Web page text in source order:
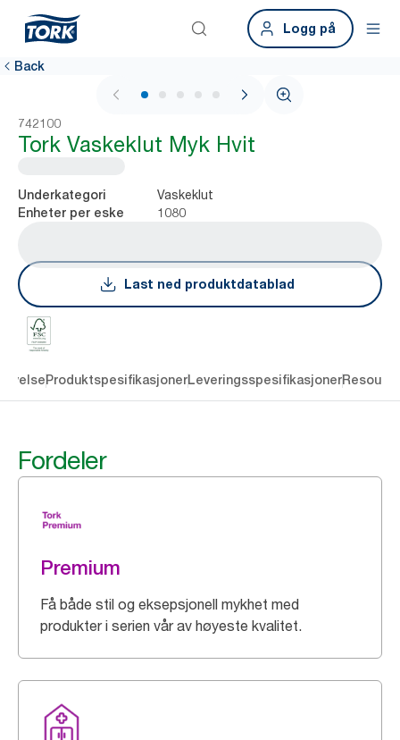
Logg på
Back
1 / 5
742100
Tork Vaskeklut Myk Hvit
Underkategori Vaskeklut
Enheter per eske 1080
Last ned produktdatablad
ProduktspesifikasjonerLeveringsspesifikasjoner
Fordeler
Premium
Få både stil og eksepsjonell mykhet med
produkter i serien vår av høyeste kvalitet.